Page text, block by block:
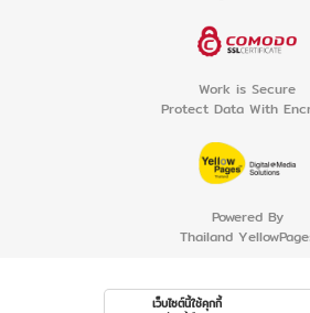
Work is Secure
Protect Data With
Powered By
Thailand
เว็บไซต์นี้ใช้คุกกี้